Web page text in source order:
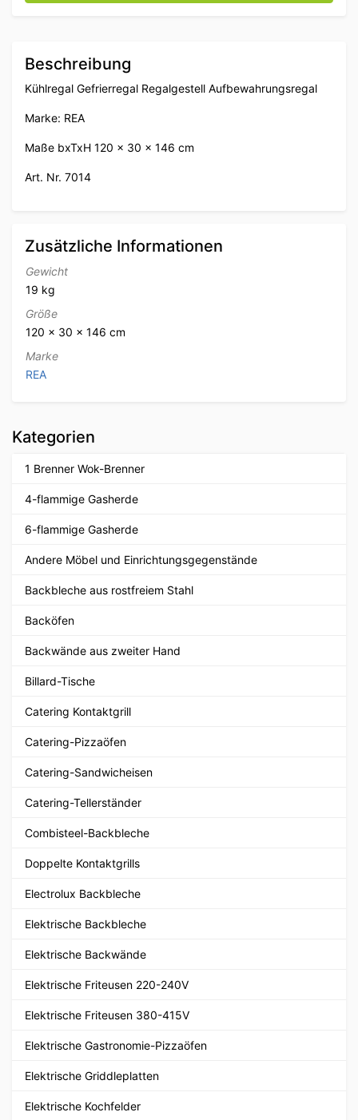
Beschreibung
Kühlregal Gefrierregal Regalgestell Aufbewahrungsregal
Marke: REA
Maße bxTxH 120 x 30 x 146 cm
Art. Nr. 7014
Zusätzliche Informationen
Gewicht
19 kg
Größe
120 × 30 × 146 cm
Marke
REA
Kategorien
1 Brenner Wok-Brenner
4-flammige Gasherde
6-flammige Gasherde
Andere Möbel und Einrichtungsgegenstände
Backbleche aus rostfreiem Stahl
Backöfen
Backwände aus zweiter Hand
Billard-Tische
Catering Kontaktgrill
Catering-Pizzaöfen
Catering-Sandwicheisen
Catering-Tellerständer
Combisteel-Backbleche
Doppelte Kontaktgrills
Electrolux Backbleche
Elektrische Backbleche
Elektrische Backwände
Elektrische Friteusen 220-240V
Elektrische Friteusen 380-415V
Elektrische Gastronomie-Pizzaöfen
Elektrische Griddleplatten
Elektrische Kochfelder